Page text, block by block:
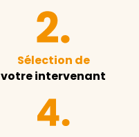
Sélection de
votre intervenant